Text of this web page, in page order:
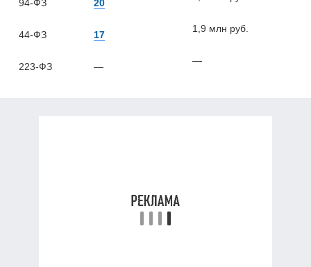
94-ФЗ 20
44-ФЗ 17
1,9 млн руб.
223-ФЗ —
—